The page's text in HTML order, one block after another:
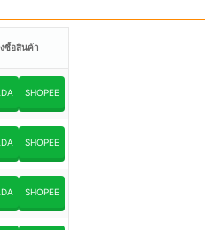
ซื้อสินค้า
SHOPEE
SHOPEE
SHOPEE